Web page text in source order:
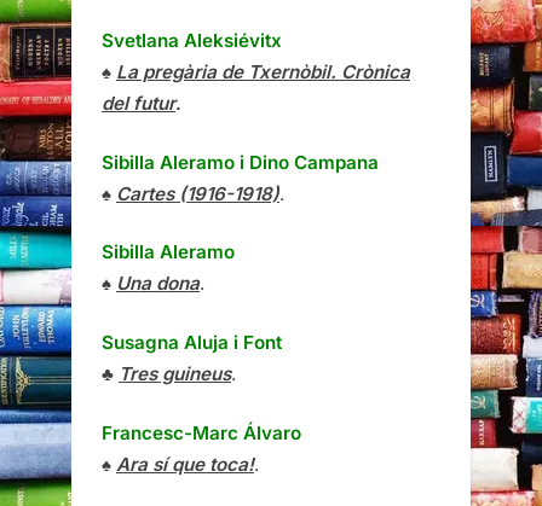
Svetlana Aleksiévitx
♠ La pregària de Txernòbil. Crònica
del futur.
Sibilla Aleramo i Dino Campana
♠ Cartes (1916-1918).
Sibilla Aleramo
♠ Una dona.
Susagna Aluja i Font
♣ Tres guineus.
Francesc-Marc Álvaro
♠ Ara sí que toca!.